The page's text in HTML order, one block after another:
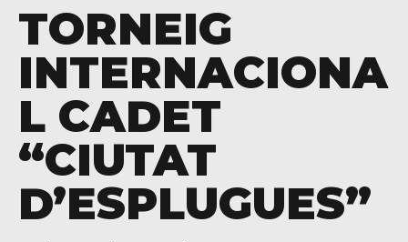
TORNEIG
INTERNACIONA
L CADET
“CIUTAT
D’ESPLUGUES”